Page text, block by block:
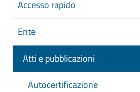
Accesso rapido
Ente
Atti e pubblicazioni
Autocertificazione